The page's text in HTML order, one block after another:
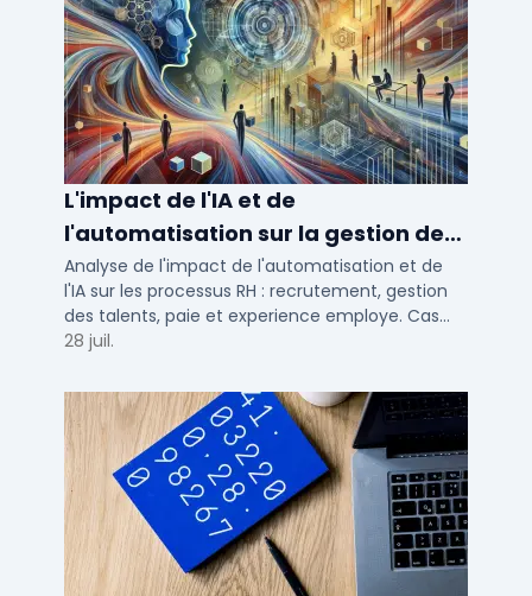
L'impact de l'IA et de
l'automatisation sur la gestion des
talents RH
Analyse de l'impact de l'automatisation et de
l'IA sur les processus RH : recrutement, gestion
des talents, paie et experience employe. Cas
concrets pour TPE, PME et ETI en 2026.
28 juil.